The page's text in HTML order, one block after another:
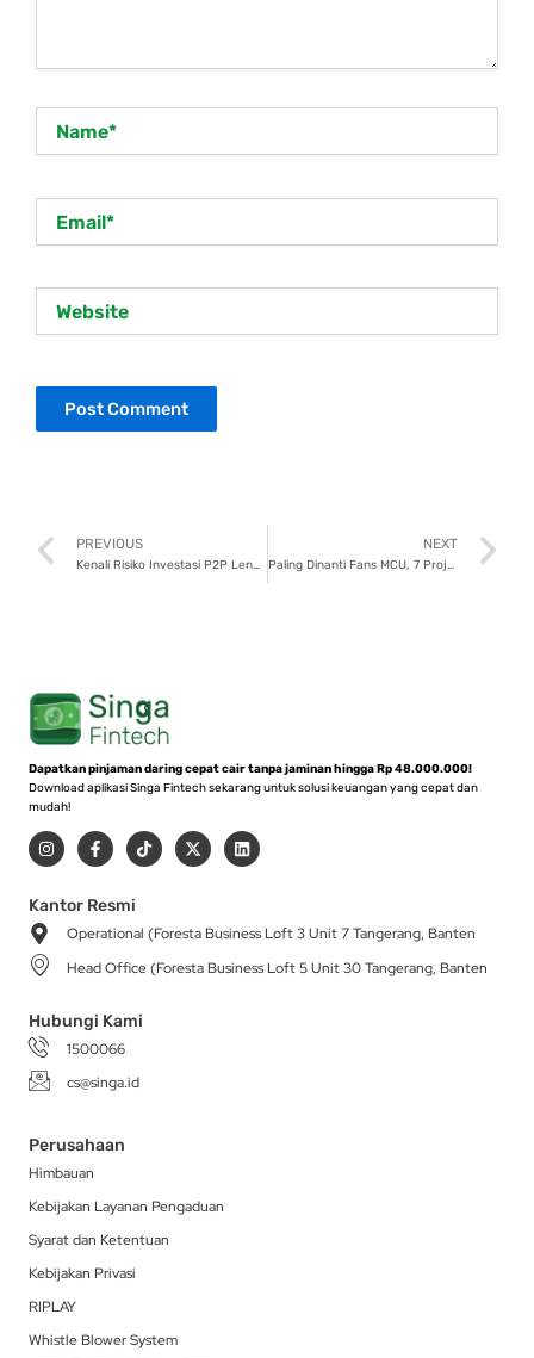
Prev
PREVIOUS
Kenali Risiko Investasi P2P Lending dan Cara Proteksi Dana
NEXT
Paling Dinanti Fans MCU, 7 Project Marvel Studios yang Bakal Tayang 2026
Dapatkan pinjaman daring cepat cair tanpa jaminan hingga Rp 48.000.000!
Download aplikasi Singa Fintech sekarang untuk solusi keuangan yang cepat dan
mudah!
I
n
s
a
g
r
a
m
F
a
c
b
o
-
T
i
k
X
-
t
t
r
L
i
n
i
Kantor Resmi
Operational (Foresta Business Loft 3 Unit 7 Tangerang, Banten
Head Office (Foresta Business Loft 5 Unit 30 Tangerang, Banten
Hubungi Kami
1500066
cs@singa.id
Perusahaan
Himbauan
Kebijakan Layanan Pengaduan
Syarat dan Ketentuan
Kebijakan Privasi
RIPLAY
Whistle Blower System